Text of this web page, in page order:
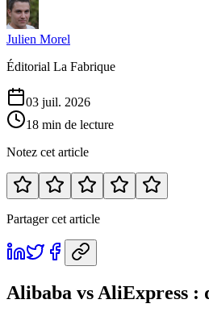
Julien Morel
Éditorial La Fabrique
03 juil. 2026
18 min de lecture
Notez cet article
Partager cet article
Alibaba vs AliExpress :